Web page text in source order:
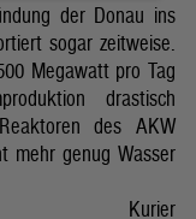
der Donau ins
sogar zeitweise.
Megawatt pro Tag
drastisch
des AKW
mehr genug Wasser
Kurier